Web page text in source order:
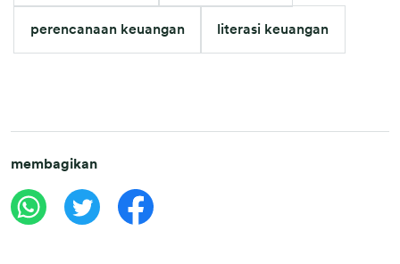
perencanaan keuangan literasi keuangan
membagikan